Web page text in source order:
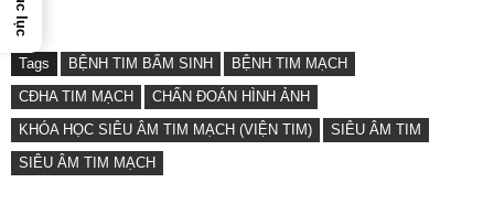
Tags BỆNH TIM BẨM SINH
BỆNH TIM MẠCH
CĐHA TIM MẠCH
CHẨN ĐOÁN HÌNH ẢNH
KHÓA HỌC SIÊU ÂM TIM MẠCH (VIỆN TIM)
SIÊU ÂM TIM
SIÊU ÂM TIM MẠCH